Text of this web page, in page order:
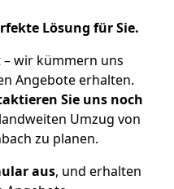
Lösung für Sie.
– wir kümmern uns
Angebote erhalten.
Sie uns noch
Umzug von
zu planen.
aus, und erhalten